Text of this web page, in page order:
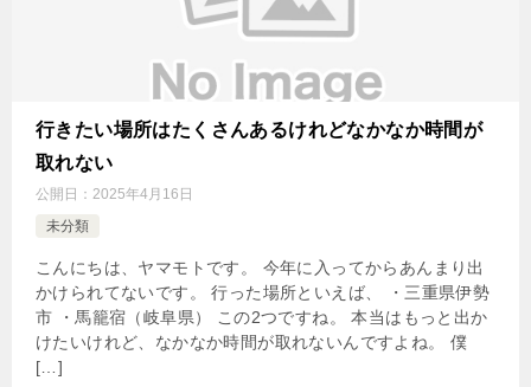
行きたい場所はたくさんあるけれどなかなか時間が
取れない
公開日： 2025年4月16日
未分類
こんにちは、ヤマモトです。 今年に入ってからあんまり出
かけられてないです。 行った場所といえば、 ・三重県伊勢
市 ・馬籠宿（岐阜県） この2つですね。 本当はもっと出か
けたいけれど、なかなか時間が取れないんですよね。 僕
[…]